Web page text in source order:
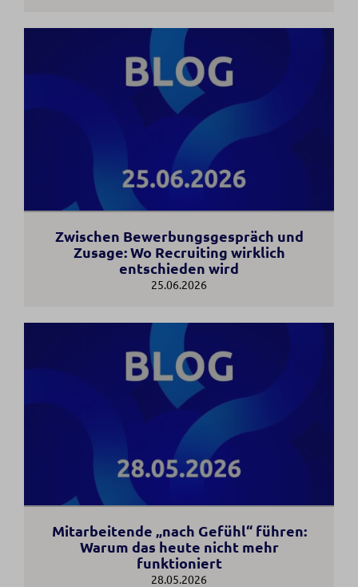
Zwischen Bewerbungsgespräch und
Zusage: Wo Recruiting wirklich
entschieden wird
25.06.2026
Mitarbeitende „nach Gefühl“ führen:
Warum das heute nicht mehr
funktioniert
28.05.2026